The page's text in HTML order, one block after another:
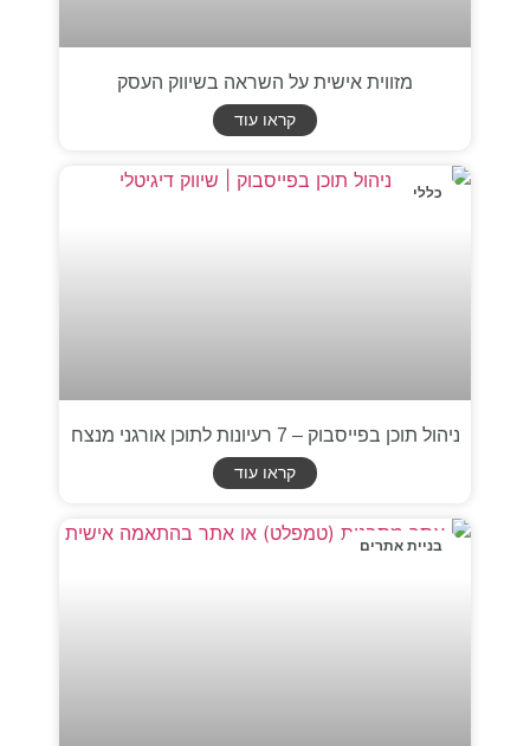
מזווית אישית על השראה בשיווק העסק
קראו עוד
כללי
ניהול תוכן בפייסבוק – 7 רעיונות לתוכן אורגני מנצח
קראו עוד
בניית אתרים